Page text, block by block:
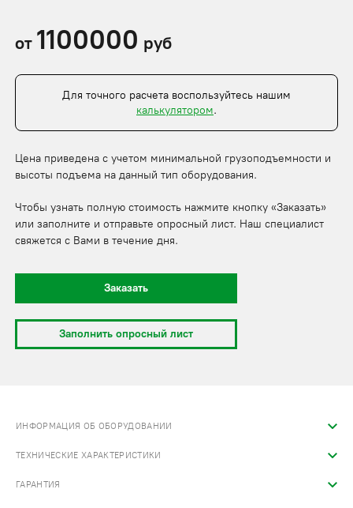
от 1100000 руб
Для точного расчета воспользуйтесь нашим
калькулятором.
Цена приведена с учетом минимальной грузоподъемности и
высоты подъема на данный тип оборудования.
Чтобы узнать полную стоимость нажмите кнопку «Заказать»
или заполните и отправьте опросный лист. Наш специалист
свяжется с Вами в течение дня.
Заказать
Заполнить опросный лист
ИНФОРМАЦИЯ ОБ ОБОРУДОВАНИИ
ТЕХНИЧЕСКИЕ ХАРАКТЕРИСТИКИ
ГАРАНТИЯ